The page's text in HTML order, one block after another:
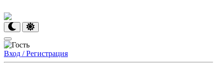
Вход / Регистрация